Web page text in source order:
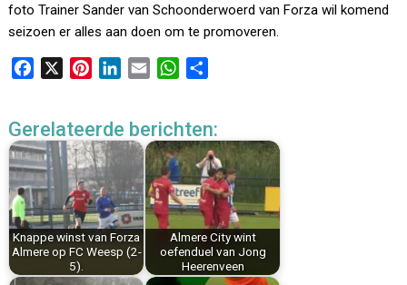
foto Trainer Sander van Schoonderwoerd van Forza wil komend
seizoen er alles aan doen om te promoveren.
e
b
o
o
k
t
e
r
e
s
t
k
e
I
n
i
l
W
t
s
A
p
p
e
n
Gerelateerde berichten:
Knappe winst van Forza
Almere op FC Weesp (2-
5).
Almere City wint
oefenduel van Jong
Heerenveen